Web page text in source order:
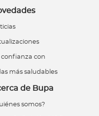
confianza con
más saludables
de Bupa
somos?